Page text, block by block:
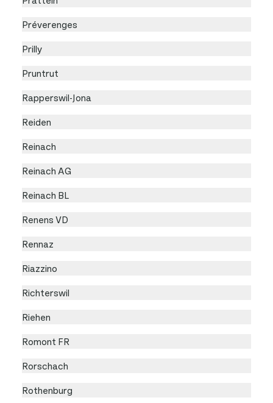
Préverenges
Prilly
Pruntrut
Rapperswil-Jona
Reiden
Reinach
Reinach AG
Reinach BL
Renens VD
Rennaz
Riazzino
Richterswil
Riehen
Romont FR
Rorschach
Rothenburg